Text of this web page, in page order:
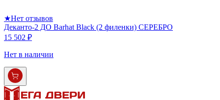
★Нет отзывов
Деканто-2 ДО Barhat Black (2 филенки) СЕРЕБРО
15 502 ₽
Нет в наличии